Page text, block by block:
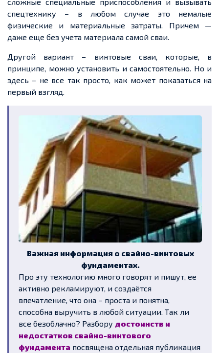
спецтехнику – в любом случае это немалые
физические и материальные затраты. Причем —
даже еще без учета материала самой сваи.
Другой вариант – винтовые сваи, которые, в
принципе, можно установить и самостоятельно. Но и
здесь – не все так просто, как может показаться на
первый взгляд.
Важная информация о свайно-винтовых
фундаментах.
Про эту технологию много говорят и пишут, ее
активно рекламируют, и создаётся
впечатление, что она – проста и понятна,
способна выручить в любой ситуации. Так ли
все безоблачно? Разбору достоинств и
недостатков свайно-винтового
фундамента посвящена отдельная публикация